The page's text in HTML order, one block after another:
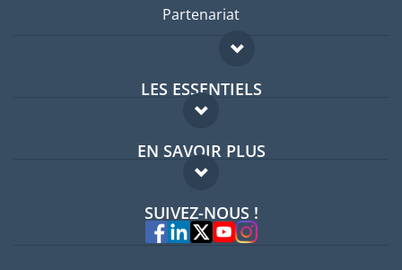
Partenariat
LES ESSENTIELS
Forum expatriés
Guides pays
EN SAVOIR PLUS
FAQ
Experts
SUIVEZ-NOUS !